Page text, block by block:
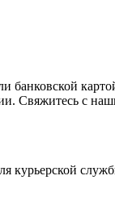
Свяжитесь с
курьерской